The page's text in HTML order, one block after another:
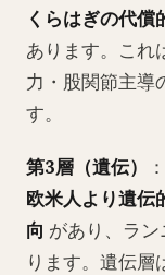
くらはぎの代償
あります。これ
力・股関節主導
す。
第3層（遺伝）
欧米人より遺伝
向 があり、ラ
ります。遺伝層